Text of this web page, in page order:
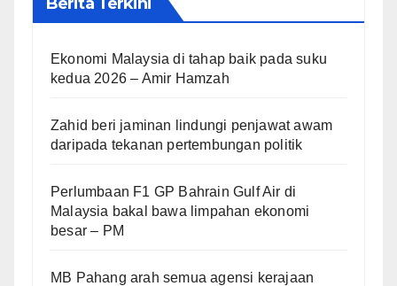
Ekonomi Malaysia di tahap baik pada suku
kedua 2026 – Amir Hamzah
Zahid beri jaminan lindungi penjawat awam
daripada tekanan pertembungan politik
Perlumbaan F1 GP Bahrain Gulf Air di
Malaysia bakal bawa limpahan ekonomi
besar – PM
MB Pahang arah semua agensi kerajaan